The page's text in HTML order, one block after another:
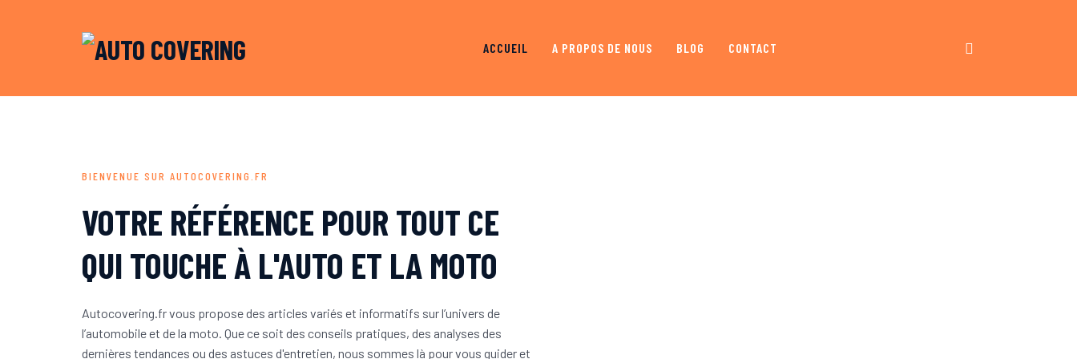
ACCUEIL A PROPOS DE NOUS BLOG CONTACT
BIENVENUE SUR AUTOCOVERING.FR
VOTRE RÉFÉRENCE POUR TOUT CE
QUI TOUCHE À L'AUTO ET LA MOTO
Autocovering.fr vous propose des articles variés et informatifs sur l’univers de
l’automobile et de la moto. Que ce soit des conseils pratiques, des analyses des
dernières tendances ou des astuces d'entretien, nous sommes là pour vous guider et